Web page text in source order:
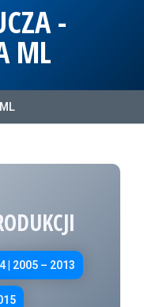
-
ML
| 2005 – 2013